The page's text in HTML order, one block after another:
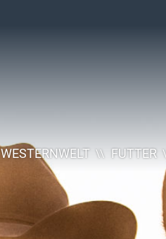
WESTERNWELT FUTTER